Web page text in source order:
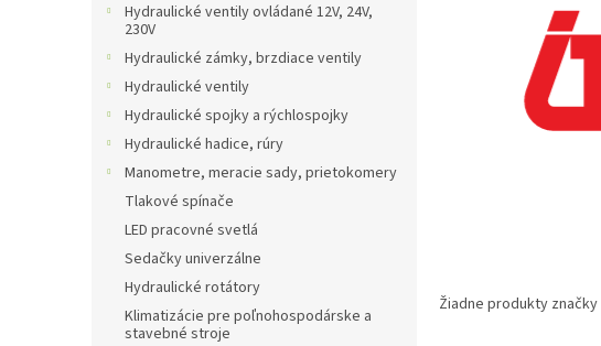
Hydraulické ventily ovládané 12V, 24V,
230V
Hydraulické zámky, brzdiace ventily
Hydraulické ventily
Hydraulické spojky a rýchlospojky
Hydraulické hadice, rúry
Manometre, meracie sady, prietokomery
Tlakové spínače
LED pracovné svetlá
Sedačky univerzálne
Hydraulické rotátory
Klimatizácie pre poľnohospodárske a
stavebné stroje
Žiadne produkty značky